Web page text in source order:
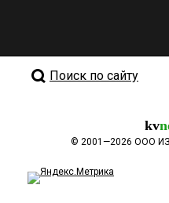
Поиск по сайту
kv
© 2001—2026 ООО